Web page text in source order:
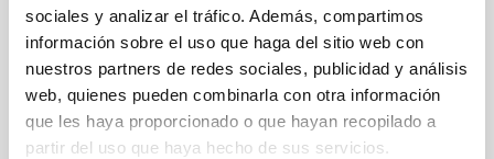
sociales y analizar el tráfico. Además, compartimos
información sobre el uso que haga del sitio web con
nuestros partners de redes sociales, publicidad y análisis
web, quienes pueden combinarla con otra información
que les haya proporcionado o que hayan recopilado a
partir del uso que haya hecho de sus servicios.
RELATED POSTS: